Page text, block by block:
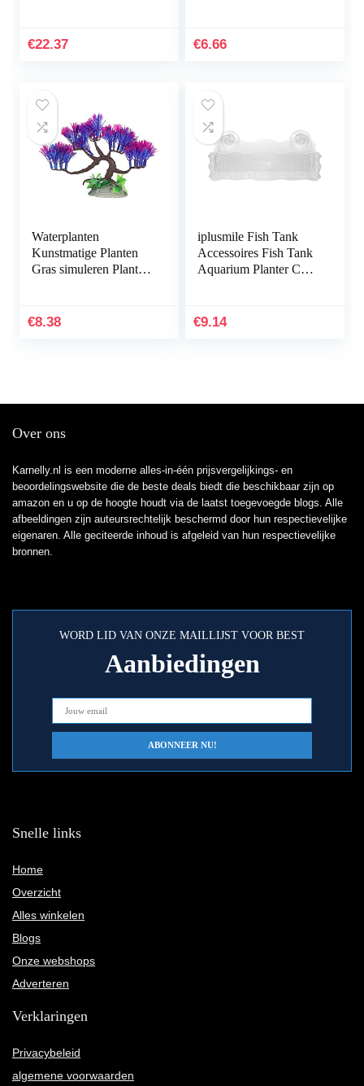
sneldrogende…
€22.37
nuttig en praktisch
€6.66
Waterplanten
Kunstmatige Planten
Gras simuleren Planten
Aquarium Groen
€8.38
iplusmile Fish Tank
Accessoires Fish Tank
Aquarium Planter Cup
€9.14
Over ons
Karnelly.nl is een moderne alles-in-één prijsvergelijkings- en
beoordelingswebsite die de beste deals biedt die beschikbaar zijn op
amazon en u op de hoogte houdt via de laatst toegevoegde blogs. Alle
afbeeldingen zijn auteursrechtelijk beschermd door hun respectievelijke
eigenaren. Alle geciteerde inhoud is afgeleid van hun respectievelijke
bronnen.
WORD LID VAN ONZE MAILLIJST VOOR BEST
Aanbiedingen
Snelle links
Home
Overzicht
Alles winkelen
Blogs
Onze webshops
Adverteren
Verklaringen
Privacybeleid
algemene voorwaarden